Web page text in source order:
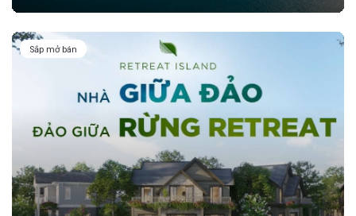
Sắp mở bán